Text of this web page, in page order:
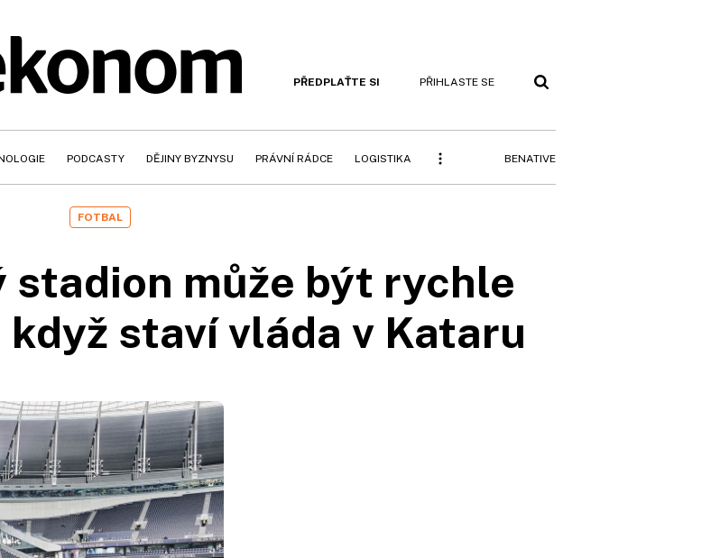
PŘEDPLAŤTE SI PŘIHLASTE SE
PODCASTY DĚJINY BYZNYSU PRÁVNÍ RÁDCE LOGISTIKA BENATIVE
FOTBAL
stadion může být rychle
když staví vláda v Kataru